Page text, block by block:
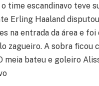
time escandinavo teve
Erling Haaland
na entrada da área e foi
zagueiro. A sobra ficou
meia bateu e goleiro